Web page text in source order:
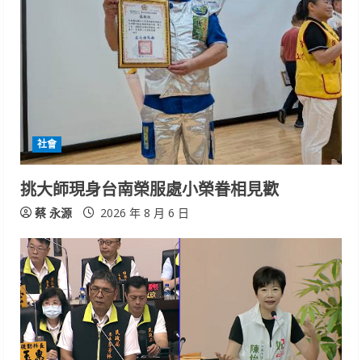
社會
挑大師現身台南榮服處小榮眷相見歡
蔡 永源 2026 年 8 月 6 日